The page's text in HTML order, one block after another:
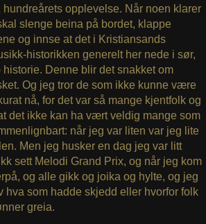
hundreårets opplevelse. Når noen klarer
slenge beina på bordet, klappe
og innse at det i Kristiansands
historikken generelt her nede i sør,
Denne blir det snakket om
Og jeg tror de som ikke kunne være
nå, for det var så mange kjentfolk og
det ikke kan ha vært veldig mange som
når jeg var liten var jeg lite
Men jeg husker en dag jeg var litt
sett Melodi Grand Prix, og når jeg kom
og alle gikk og joika og hylte, og jeg
som hadde skjedd eller hvorfor folk
greia.